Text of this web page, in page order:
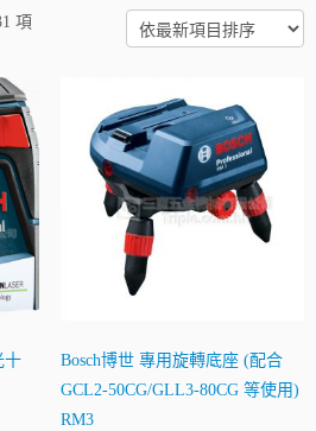
項
十
Bosch博世 專用旋轉底座 (配合
GCL2-50CG/GLL3-80CG 等使用)
RM3